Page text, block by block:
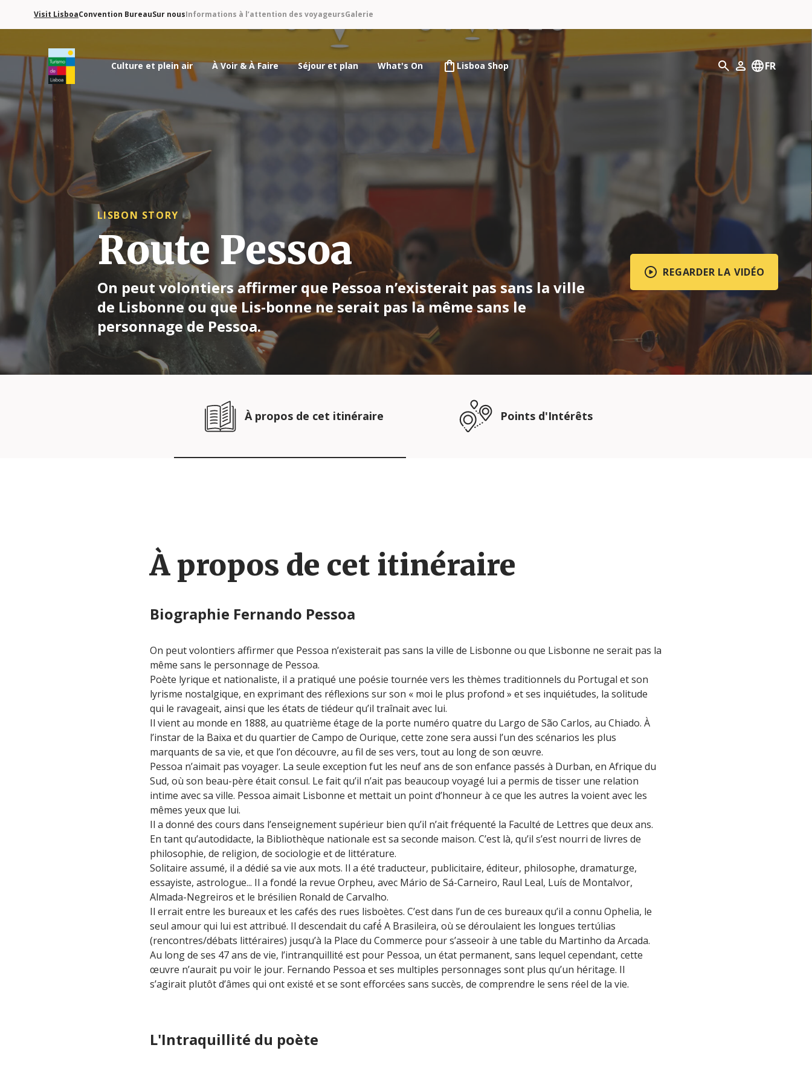
Visit LisboaConvention BureauSur nousInformations à l’attention des voyageursGalerie
Logo de Turismo de Lisboa
Culture et plein air À Voir & À Faire Séjour et plan What's On Lisboa Shop Recherche
Mon profil
FR
LISBON STORY
Route Pessoa
On peut volontiers affirmer que Pessoa n’existerait pas sans la ville
de Lisbonne ou que Lis-bonne ne serait pas la même sans le
personnage de Pessoa.
REGARDER LA VIDÉO
À propos de cet itinéraire Points d'Intérêts
À propos de cet itinéraire
Biographie Fernando Pessoa
On peut volontiers affirmer que Pessoa n’existerait pas sans la ville de Lisbonne ou que Lisbonne ne serait pas la
même sans le personnage de Pessoa.
Poète lyrique et nationaliste, il a pratiqué une poésie tournée vers les thèmes traditionnels du Portugal et son
lyrisme nostalgique, en exprimant des réflexions sur son « moi le plus profond » et ses inquiétudes, la solitude
qui le ravageait, ainsi que les états de tiédeur qu’il traînait avec lui.
Il vient au monde en 1888, au quatrième étage de la porte numéro quatre du Largo de São Carlos, au Chiado. À
l’instar de la Baixa et du quartier de Campo de Ourique, cette zone sera aussi l’un des scénarios les plus
marquants de sa vie, et que l’on découvre, au fil de ses vers, tout au long de son œuvre.
Pessoa n’aimait pas voyager. La seule exception fut les neuf ans de son enfance passés à Durban, en Afrique du
Sud, où son beau-père était consul. Le fait qu’il n’ait pas beaucoup voyagé lui a permis de tisser une relation
intime avec sa ville. Pessoa aimait Lisbonne et mettait un point d’honneur à ce que les autres la voient avec les
mêmes yeux que lui.
Il a donné des cours dans l’enseignement supérieur bien qu’il n’ait fréquenté la Faculté de Lettres que deux ans.
En tant qu’autodidacte, la Bibliothèque nationale est sa seconde maison. C’est là, qu’il s’est nourri de livres de
philosophie, de religion, de sociologie et de littérature.
Solitaire assumé, il a dédié sa vie aux mots. Il a été traducteur, publicitaire, éditeur, philosophe, dramaturge,
essayiste, astrologue... Il a fondé la revue Orpheu, avec Mário de Sá-Carneiro, Raul Leal, Luís de Montalvor,
Almada-Negreiros et le brésilien Ronald de Carvalho.
Il errait entre les bureaux et les cafés des rues lisboètes. C’est dans l’un de ces bureaux qu’il a connu Ophelia, le
seul amour qui lui est attribué. Il descendait du café́ A Brasileira, où se déroulaient les longues tertúlias
(rencontres/débats littéraires) jusqu’à la Place du Commerce pour s’asseoir à une table du Martinho da Arcada.
Au long de ses 47 ans de vie, l’intranquillité est pour Pessoa, un état permanent, sans lequel cependant, cette
œuvre n’aurait pu voir le jour. Fernando Pessoa et ses multiples personnages sont plus qu’un héritage. Il
s’agirait plutôt d’âmes qui ont existé et se sont efforcées sans succès, de comprendre le sens réel de la vie.
L'Intraquillité du poète